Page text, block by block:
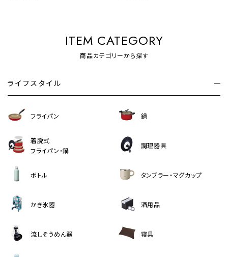
ITEM CATEGORY
商品カテゴリーから探す
ライフスタイル
フライパン 鍋
着脱式
フライパン・鍋
調理器具
ボトル タンブラー・マグカップ
かき氷器 酒用品
流しそうめん器 寝具